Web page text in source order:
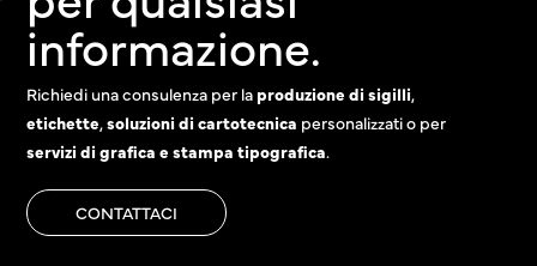
informazione.
Richiedi una consulenza per la produzione di sigilli,
etichette,soluzioni di cartotecnica personalizzati o per
servizi di grafica e stampa tipografica.
CONTATTACI